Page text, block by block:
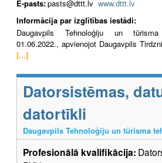
E-pasts:pasts@dttt.lv www.dttt.lv
Informācija par izglītības iestādi:
Daugavpils Tehnoloģiju un
01.06.2022., apvienojot Daugavpils
[...]
Datorsistēmas,
datortīkli
Daugavpils Tehnoloģiju un tūrisma
Profesionālā kvalifikācija: